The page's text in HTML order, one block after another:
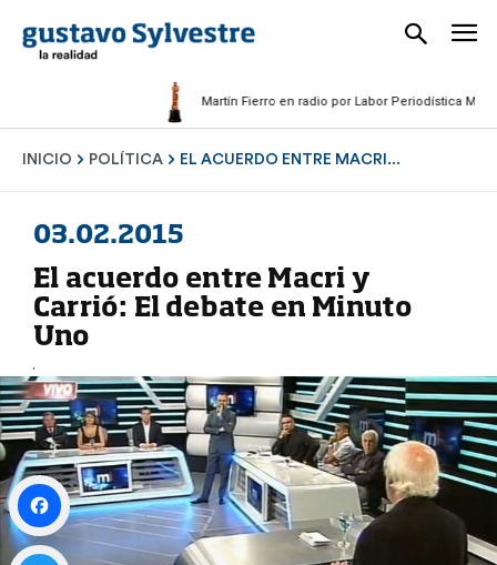
Martín Fierro en radio por Labor Periodística Masculina
INICIO POLÍTICA EL ACUERDO ENTRE MACRI...
03.02.2015
El acuerdo entre Macri y
Carrió: El debate en Minuto
Uno
Facebook